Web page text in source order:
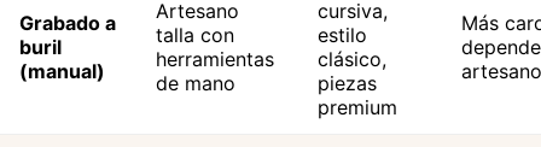
Grabado a
buril
(manual)
Artesano
talla con
herramientas
de mano
cursiva,
estilo
clásico,
piezas
premium
Más
artesano